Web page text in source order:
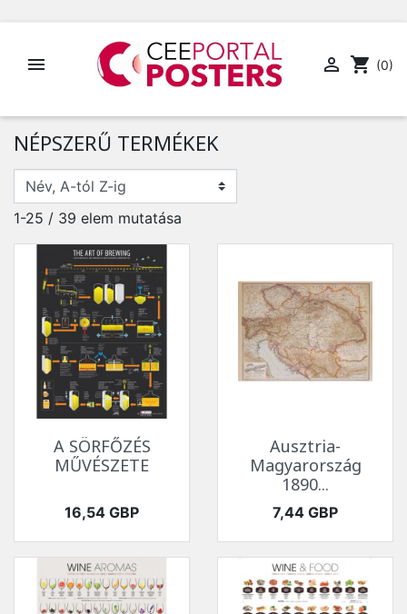
  shopping_cart (0)
NÉPSZERŰ TERMÉKEK
1-25 / 39 elem mutatása
A SÖRFŐZÉS
MŰVÉSZETE
Ár
16,54 GBP
Ausztria-
Magyarország
1890...
Ár
7,44 GBP